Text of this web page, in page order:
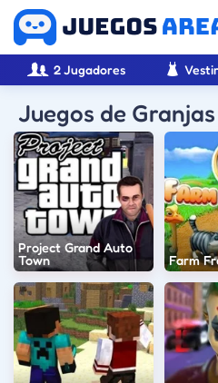
2 Jugadores Vestir
Juegos de
Project Grand Auto
Town
Farm